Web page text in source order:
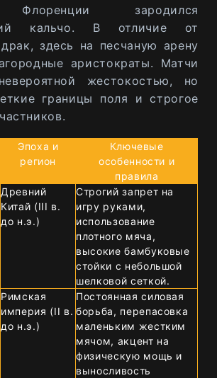
Флоренции зародился
кальчо. В отличие от
здесь на песчаную арену
аристократы. Матчи
жестокостью, но
границы поля и строгое
Эпоха и
регион
Ключевые
особенности и
правила
Древний
Китай (III в.
до н.э.)
Строгий запрет на
игру руками,
использование
плотного мяча,
высокие бамбуковые
стойки с небольшой
шелковой сеткой.
Римская
империя (II в.
до н.э.)
Постоянная силовая
борьба, перепасовка
маленьким жестким
мячом, акцент на
физическую мощь и
выносливость